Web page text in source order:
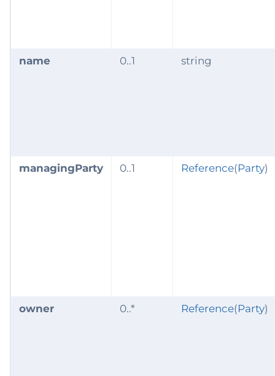
name 0..1 string
managingParty 0..1 Reference(Party)
owner 0..* Reference(Party)